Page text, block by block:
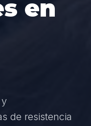
en
de resistencia